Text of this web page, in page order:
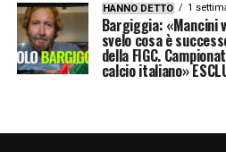
Schick, 51′ Wirtz, 55′
Schick)
HANNO DETTO 1
Bargiggia: «Mancini
svelo cosa è
della FIGC.
calcio italiano»